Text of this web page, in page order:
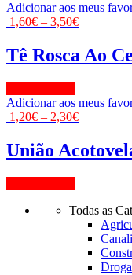
Adicionar aos meus
1,60€ – 3,50€
Tê Rosca Ao
Adicionar aos meus
1,20€ – 2,30€
União
Todas as